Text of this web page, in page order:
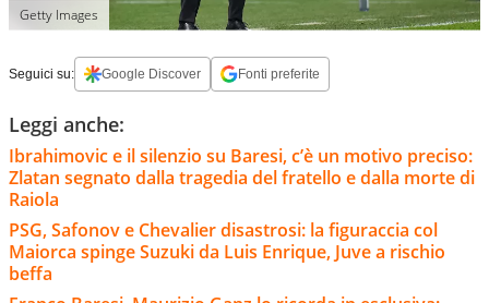
Getty Images
Seguici su: Google Discover Fonti preferite
Leggi anche:
Ibrahimovic e il silenzio su Baresi, c’è un motivo preciso:
Zlatan segnato dalla tragedia del fratello e dalla morte di
Raiola
PSG, Safonov e Chevalier disastrosi: la figuraccia col
Maiorca spinge Suzuki da Luis Enrique, Juve a rischio
beffa